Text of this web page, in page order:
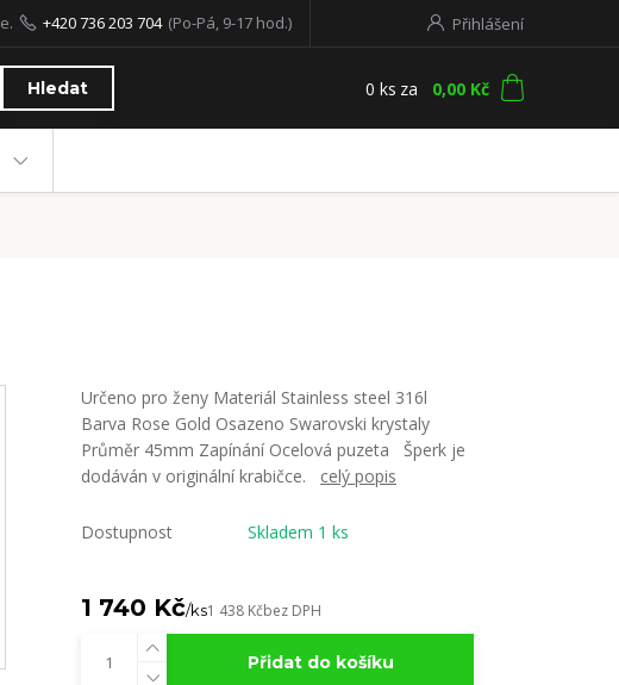
Přihlášení
Hledat
+420 736 203 704 (Po-Pá, 9-17 hod.)
0 ks za 0,00 Kč
Určeno pro ženy Materiál Stainless steel 316l
Barva Rose Gold Osazeno Swarovski krystaly
Průměr 45mm Zapínání Ocelová puzeta Šperk je
dodáván v originální krabičce. celý popis
Dostupnost Skladem 1 ks
1 740 Kč/ks1 438 Kčbez DPH
Přidat do košíku